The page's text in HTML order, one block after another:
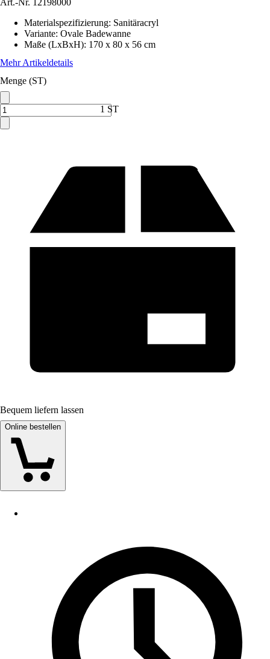
Art.-Nr.
12198000
Materialspezifizierung: Sanitäracryl
Variante: Ovale Badewanne
Maße (LxBxH): 170 x 80 x 56 cm
Mehr Artikeldetails
Menge (ST)
1 ST
Bequem liefern lassen
Online bestellen